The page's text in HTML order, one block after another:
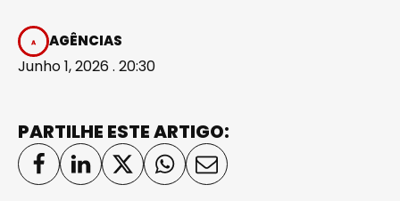
AGÊNCIAS
Junho 1, 2026 . 20:30
PARTILHE ESTE ARTIGO: